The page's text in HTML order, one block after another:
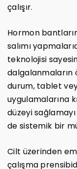
çalışır.
Hormon
salımı
teknolojisi
dalgalanmaların
durum, tablet
uygulamalarına
düzeyi
de sistemik bir
Cilt üzerinden
çalışma